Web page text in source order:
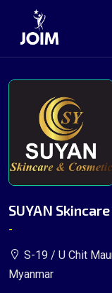
SUYAN
-
S-19 / U Chit
Myanmar